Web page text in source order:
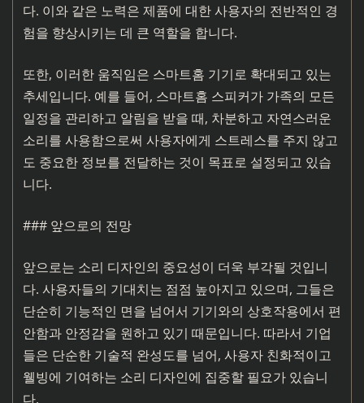
다. 이와 같은 노력은 제품에 대한 사용자의 전반적인 경
험을 향상시키는 데 큰 역할을 합니다.
또한, 이러한 움직임은 스마트홈 기기로 확대되고 있는
추세입니다. 예를 들어, 스마트홈 스피커가 가족의 모든
일정을 관리하고 알림을 받을 때, 차분하고 자연스러운
소리를 사용함으로써 사용자에게 스트레스를 주지 않고
도 중요한 정보를 전달하는 것이 목표로 설정되고 있습
니다.
### 앞으로의 전망
앞으로는 소리 디자인의 중요성이 더욱 부각될 것입니
다. 사용자들의 기대치는 점점 높아지고 있으며, 그들은
단순히 기능적인 면을 넘어서 기기와의 상호작용에서 편
안함과 안정감을 원하고 있기 때문입니다. 따라서 기업
들은 단순한 기술적 완성도를 넘어, 사용자 친화적이고
웰빙에 기여하는 소리 디자인에 집중할 필요가 있습니
다.